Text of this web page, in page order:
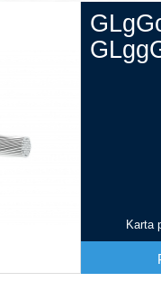
Karta